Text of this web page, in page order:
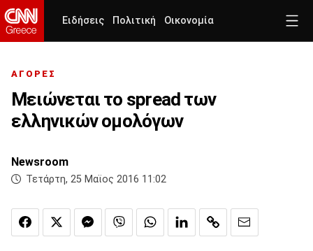
Ειδήσεις Πολιτική Οικονομία
ΑΓΟΡΕΣ
Μειώνεται το spread των
ελληνικών ομολόγων
Newsroom
Τετάρτη, 25 Μαϊος 2016 11:02